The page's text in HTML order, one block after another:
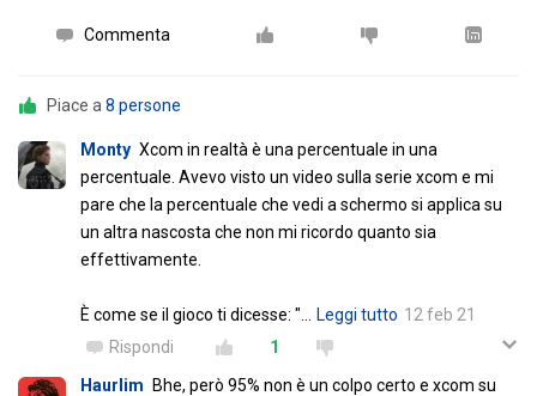
Commenta
Piace a 8 persone
Monty Xcom in realtà è una percentuale in una
percentuale. Avevo visto un video sulla serie xcom e mi
pare che la percentuale che vedi a schermo si applica su
un altra nascosta che non mi ricordo quanto sia
effettivamente.
È come se il gioco ti dicesse: " Leggi tutto 12 feb 21
Rispondi
1
Haurlim Bhe, però 95% non è un colpo certo e xcom su